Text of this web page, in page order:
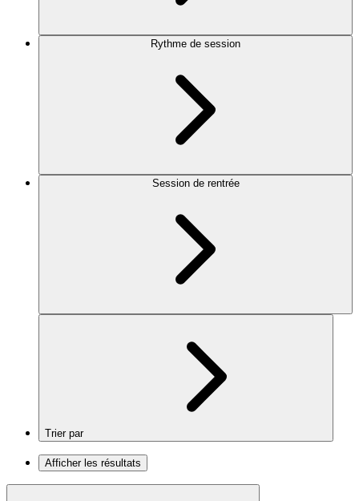
Rythme de session
Session de rentrée
Trier par
Afficher les résultats